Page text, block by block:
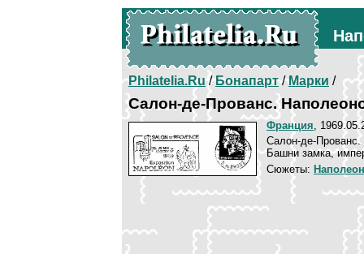
Philatelia.Ru/Бонапарт/Марки /
Салон-де-Прованс.
Франция,
Салон-де-
Башни замка,
Сюжеты: